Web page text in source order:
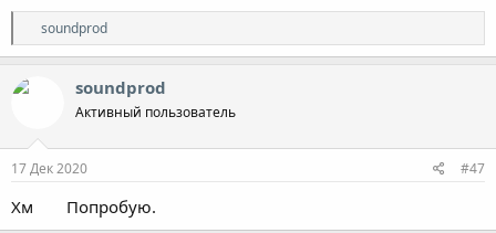
Р
е
а
:
soundprod
soundprod
Активный пользователь
17 Дек 2020 #47
Хм Попробую.